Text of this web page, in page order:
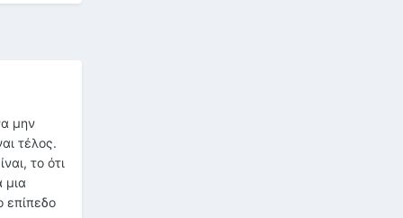
μην
τέλος.
το ότι
μια
επίπεδο